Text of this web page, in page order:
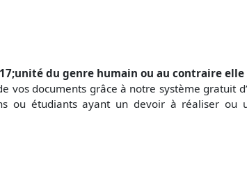
du genre humain ou au contraire
vos documents grâce à notre système gratuit
ou étudiants ayant un devoir à réaliser ou